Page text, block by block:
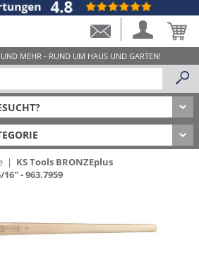
| KS Tools BRONZEplus
- 963.7959